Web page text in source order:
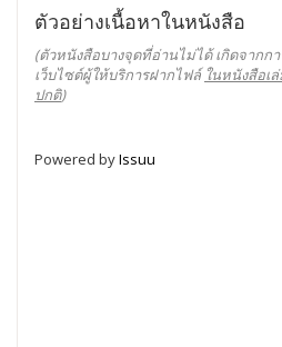
ตัวอย่างเนื้อหาในหนังสือ
(ตัวหนังสือบางจุดที่อ่านไม่ได้ เกิดจากก
เว็บไซต์ผู้ให้บริการฝากไฟล์ ในหนังสือเ
ปกติ)
Powered byIssuu